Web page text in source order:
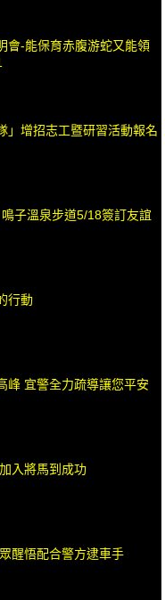
會-能保育赤腹游蛇又能領
」增招志工暨研習活動報名
子溫泉步道5/18簽訂友誼
行動
峰 宜警全力疏導讓您平安
入將馬到成功
醒悟配合警方逮車手